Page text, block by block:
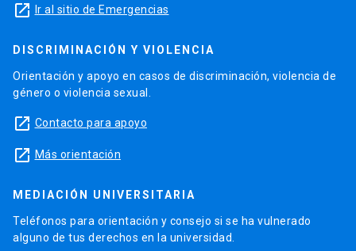
launch Ir al sitio de Emergencias
DISCRIMINACIÓN Y VIOLENCIA
Orientación y apoyo en casos de discriminación, violencia de
género o violencia sexual.
launch Contacto para apoyo
launch Más orientación
MEDIACIÓN UNIVERSITARIA
Teléfonos para orientación y consejo si se ha vulnerado
alguno de tus derechos en la universidad.